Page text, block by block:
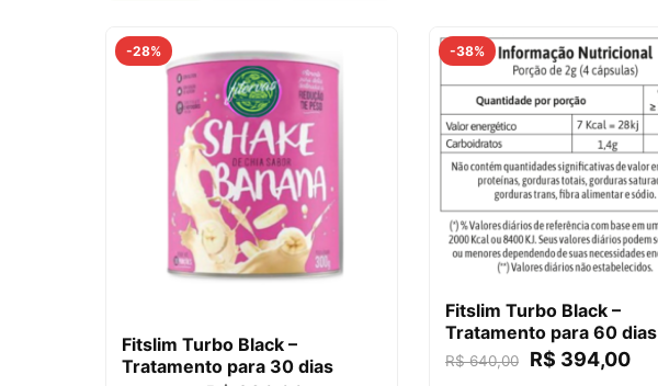
-28%
Fitslim Turbo Black –
Tratamento para 30 dias
-38%
Fitslim Turbo Black –
Tratamento para 60 dias
R$640,00 R$ 394,00